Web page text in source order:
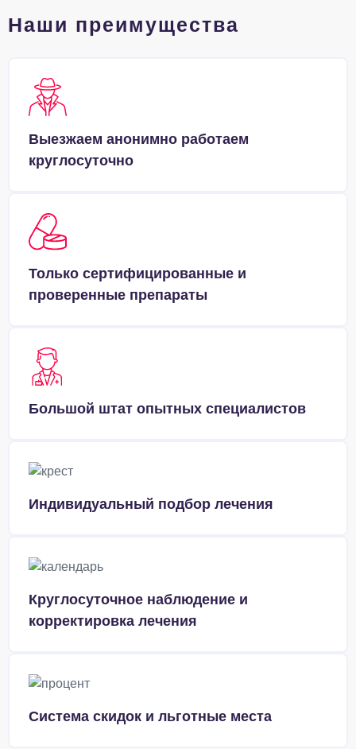
Наши преимущества
Выезжаем анонимно работаем
круглосуточно
Только сертифицированные и
проверенные препараты
Большой штат опытных специалистов
Индивидуальный подбор лечения
Круглосуточное наблюдение и
корректировка лечения
Система скидок и льготные места